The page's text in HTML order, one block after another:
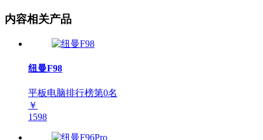
内容相关产品
纽曼F98
平板电脑排行榜第0名
￥
1598